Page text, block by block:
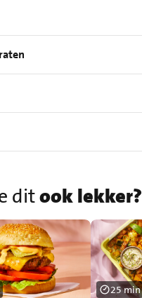
ditook lekker?
25 min